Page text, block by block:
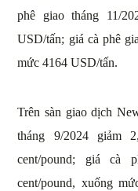
phê giao tháng 11/
USD/tấn; giá cà phê
mức 4164 USD/tấn.
Trên sàn giao dịch
tháng 9/2024 giảm
cent/pound; giá cà
cent/pound, xuống